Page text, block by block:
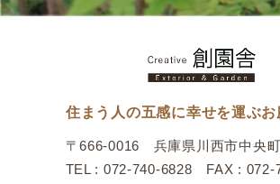
住まう人の五感に幸せを運ぶお
〒666-0016 兵庫県川西市中央
TEL : 072-740-6828 FAX : 072-